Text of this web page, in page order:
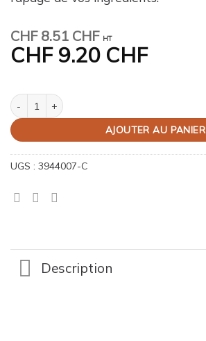
CHF8.51 CHF HT
CHF9.20 CHF
quantité de Poussoir universel pour râpes
AJOUTER AU PANIER
UGS : 3944007-C
Description